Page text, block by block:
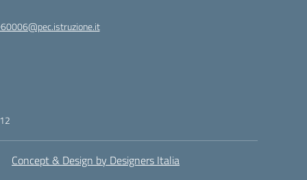
Concept & Design by Designers Italia